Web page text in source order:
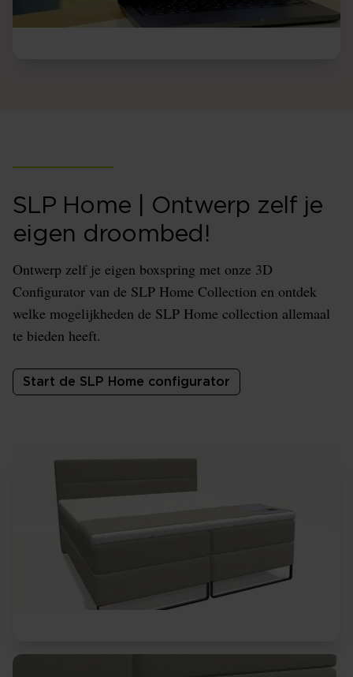
SLP Home | Ontwerp zelf je
eigen droombed!
Ontwerp zelf je eigen boxspring met onze 3D
Configurator van de SLP Home Collection en ontdek
welke mogelijkheden de SLP Home collection allemaal
te bieden heeft.
Start de SLP Home configurator